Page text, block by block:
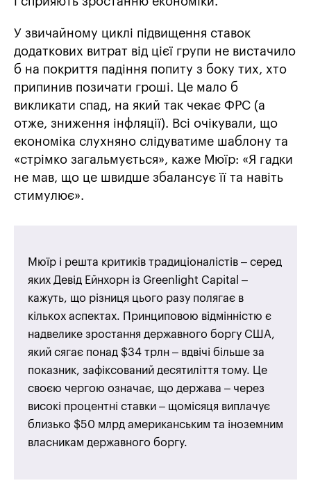
У звичайному циклі підвищення ставок
додаткових витрат від цієї групи не вистачило
б на покриття падіння попиту з боку тих, хто
припинив позичати гроші. Це мало б
викликати спад, на який так чекає ФРС (а
отже, зниження інфляції). Всі очікували, що
економіка слухняно слідуватиме шаблону та
«стрімко загальмується», каже Мюїр: «Я гадки
не мав, що це швидше збалансує її та навіть
стимулює».
Мюїр і решта критиків традиціоналістів – серед
яких Девід Ейнхорн із Greenlight Capital –
кажуть, що різниця цього разу полягає в
кількох аспектах. Принциповою відмінністю є
надвелике зростання державного боргу США,
який сягає понад $34 трлн – вдвічі більше за
показник, зафіксований десятиліття тому. Це
своєю чергою означає, що держава – через
високі процентні ставки – щомісяця виплачує
близько $50 млрд американським та іноземним
власникам державного боргу.